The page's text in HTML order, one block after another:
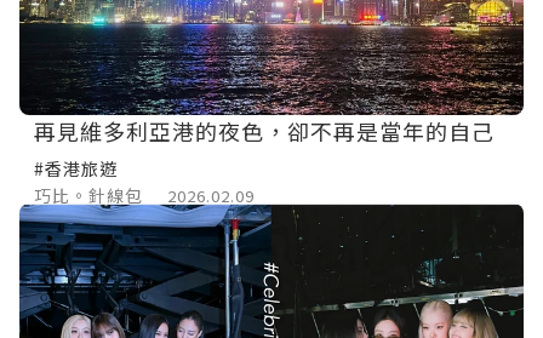
再見維多利亞港的夜色，卻不再是當年的自己
#香港旅遊
巧比。針線包
2026.02.09